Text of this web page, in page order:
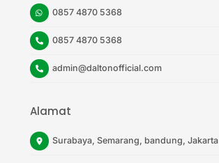
0857 4870 5368
0857 4870 5368
admin@daltonofficial.com
Alamat
Surabaya, Semarang, bandung, Jakarta